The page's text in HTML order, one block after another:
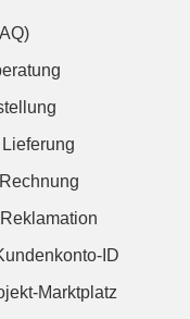
ID
Marktplatz